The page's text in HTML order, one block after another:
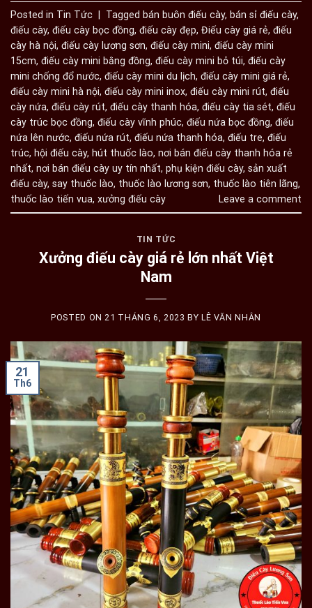
Posted in Tin Tức Tagged bán buôn điếu cày, bán sỉ điếu cày,
điếu cày, điếu cày bọc đồng, điếu cày đẹp, Điếu cày giá rẻ, điếu
cày hà nội, điếu cày lương sơn, điếu cày mini, điếu cày mini
15cm, điếu cày mini bằng đồng, điếu cày mini bỏ túi, điếu cày
mini chống đổ nước, điếu cày mini du lịch, điếu cày mini giá rẻ,
điếu cày mini hà nội, điếu cày mini inox, điếu cày mini rút, điếu
cày nứa, điếu cày rút, điếu cày thanh hóa, điếu cày tia sét, điếu
cày trúc bọc đồng, điếu cày vĩnh phúc, điếu nứa bọc đồng, điếu
nứa lên nước, điếu nứa rút, điếu nứa thanh hóa, điếu tre, điếu
trúc, hội điếu cày, hút thuốc lào, nơi bán điếu cày thanh hóa rẻ
nhất, nơi bán điếu cày uy tín nhất, phụ kiện điếu cày, sản xuất
điếu cày, say thuốc lào, thuốc lào lương sơn, thuốc lào tiên lãng,
thuốc lào tiến vua, xưởng điếu cày Leave a comment
TIN TỨC
Xưởng điếu cày giá rẻ lớn nhất Việt
Nam
POSTED ON21 THÁNG 6, 2023 BY LÊ VĂN NHÂN
21
Th6